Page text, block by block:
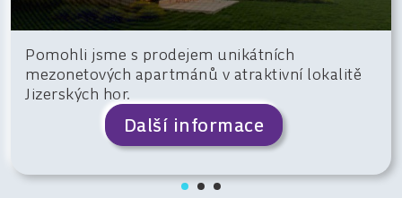
Pomohli jsme s prodejem unikátních
mezonetových apartmánů v atraktivní lokalitě
Jizerských hor.
Další informace